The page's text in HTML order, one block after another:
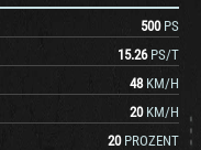
500 PS
15.26 PS/T
48 KM/H
20 KM/H
20 PROZENT